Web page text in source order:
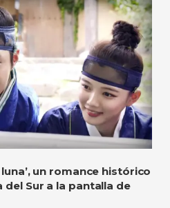
un romance histórico
del Sur a la pantalla de